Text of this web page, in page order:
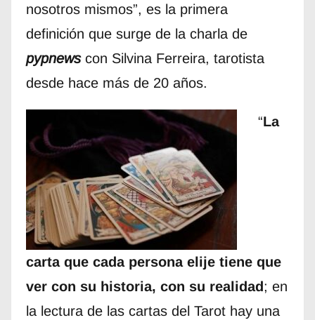
nosotros mismos”, es la primera
definición que surge de la charla de
pypnews con Silvina Ferreira, tarotista
desde hace más de 20 años.
“La
carta que cada persona elije tiene que
ver con su historia, con su realidad; en
la lectura de las cartas del Tarot hay una